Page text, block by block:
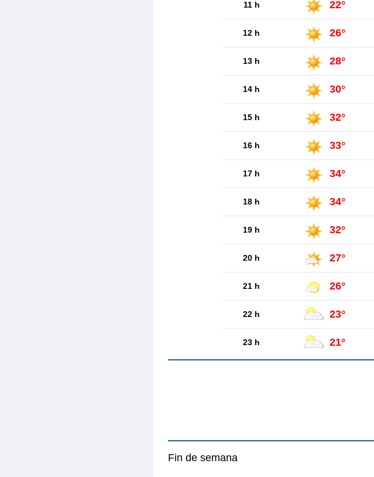
11 h 22°
12 h 26°
13 h 28°
14 h 30°
15 h 32°
16 h 33°
17 h 34°
18 h 34°
19 h 32°
20 h 27°
21 h 26°
22 h 23°
23 h 21°
Fin de semana